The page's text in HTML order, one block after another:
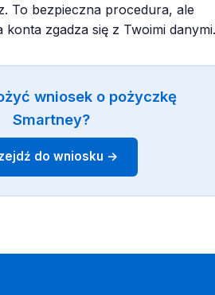
To bezpieczna procedura, ale
konta zgadza się z Twoimi danymi.
wniosek o pożyczkę
Smartney?
do wniosku →